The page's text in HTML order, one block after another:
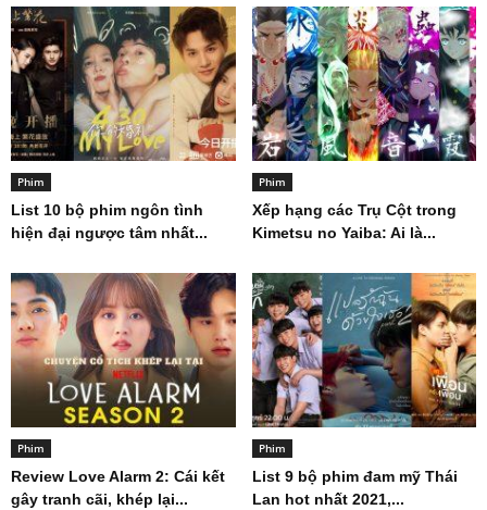
Phim
List 10 bộ phim ngôn tình
hiện đại ngược tâm nhất...
Phim
Xếp hạng các Trụ Cột trong
Kimetsu no Yaiba: Ai là...
Phim
Review Love Alarm 2: Cái kết
gây tranh cãi, khép lại...
Phim
List 9 bộ phim đam mỹ Thái
Lan hot nhất 2021,...